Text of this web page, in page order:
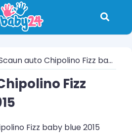
auto Chipolino Fizz baby blue 2015
Fizz